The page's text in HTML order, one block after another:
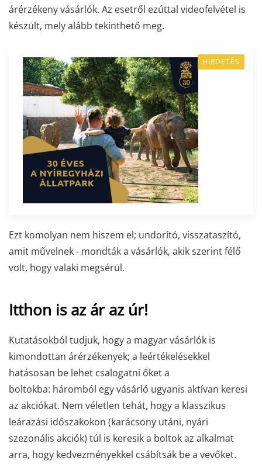
árérzékeny vásárlók. Az esetről ezúttal videofelvétel is
készült, mely alább tekinthető meg.
HIRDETÉS
Ezt komolyan nem hiszem el; undorító, visszataszító,
amit művelnek - mondták a vásárlók, akik szerint félő
volt, hogy valaki megsérül.
Itthon is az ár az úr!
Kutatásokból tudjuk, hogy a magyar vásárlók is
kimondottan árérzékenyek; a leértékelésekkel
hatásosan be lehet csalogatni őket a
boltokba: háromból egy vásárló ugyanis aktívan keresi
az akciókat. Nem véletlen tehát, hogy a klasszikus
leárazási időszakokon (karácsony utáni, nyári
szezonális akciók) túl is keresik a boltok az alkalmat
arra, hogy kedvezményekkel csábítsák be a vevőket.